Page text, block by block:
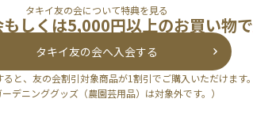
タキイ友の会について特典を見る
しくは5,000円以上のお買い物で
タキイ友の会へ入会する
と、友の会割引対象商品が1割引でご購入いただけます。
ーデニンググッズ（農園芸用品）は対象外です。）